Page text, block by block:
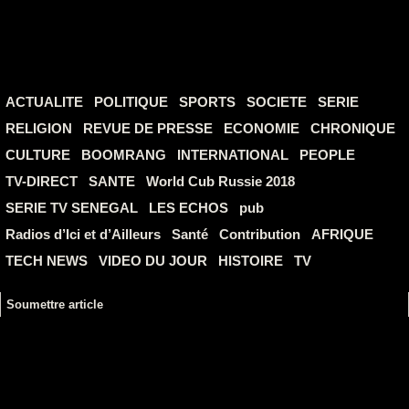
ACTUALITE POLITIQUE SPORTS SOCIETE
SERIE
RELIGION
REVUE DE PRESSE ECONOMIE
CHRONIQUE
CULTURE
BOOMRANG INTERNATIONAL
PEOPLE
TV-DIRECT
SANTE
World Cub Russie 2018
SERIE TV SENEGAL
LES ECHOS
pub
Radios d’Ici et d’Ailleurs
Santé Contribution
AFRIQUE
TECH NEWS
VIDEO DU JOUR HISTOIRE TV
Soumettre article